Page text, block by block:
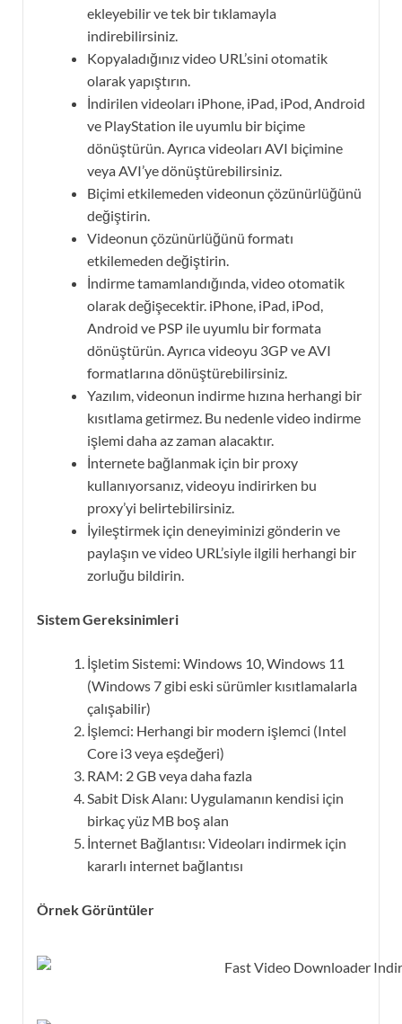
ekleyebilir ve tek bir tıklamayla
indirebilirsiniz.
Kopyaladığınız video URL’sini otomatik
olarak yapıştırın.
İndirilen videoları iPhone, iPad, iPod, Android
ve PlayStation ile uyumlu bir biçime
dönüştürün. Ayrıca videoları AVI biçimine
veya AVI’ye dönüştürebilirsiniz.
Biçimi etkilemeden videonun çözünürlüğünü
değiştirin.
Videonun çözünürlüğünü formatı
etkilemeden değiştirin.
İndirme tamamlandığında, video otomatik
olarak değişecektir. iPhone, iPad, iPod,
Android ve PSP ile uyumlu bir formata
dönüştürün. Ayrıca videoyu 3GP ve AVI
formatlarına dönüştürebilirsiniz.
Yazılım, videonun indirme hızına herhangi bir
kısıtlama getirmez. Bu nedenle video indirme
işlemi daha az zaman alacaktır.
İnternete bağlanmak için bir proxy
kullanıyorsanız, videoyu indirirken bu
proxy’yi belirtebilirsiniz.
İyileştirmek için deneyiminizi gönderin ve
paylaşın ve video URL’siyle ilgili herhangi bir
zorluğu bildirin.
Sistem Gereksinimleri
İşletim Sistemi: Windows 10, Windows 11
(Windows 7 gibi eski sürümler kısıtlamalarla
çalışabilir)
İşlemci: Herhangi bir modern işlemci (Intel
Core i3 veya eşdeğeri)
RAM: 2 GB veya daha fazla
Sabit Disk Alanı: Uygulamanın kendisi için
birkaç yüz MB boş alan
İnternet Bağlantısı: Videoları indirmek için
kararlı internet bağlantısı
Örnek Görüntüler